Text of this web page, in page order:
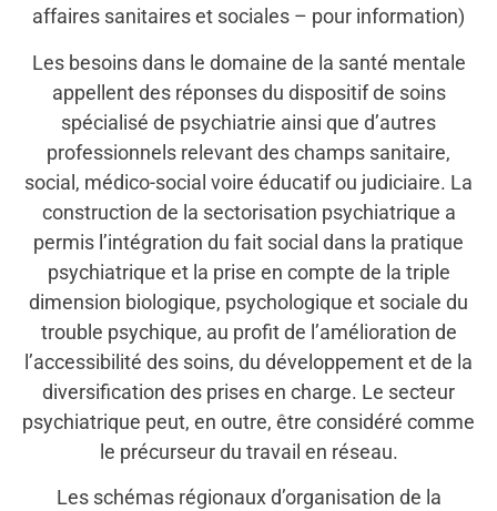
affaires sanitaires et sociales – pour information)
Les besoins dans le domaine de la santé mentale
appellent des réponses du dispositif de soins
spécialisé de psychiatrie ainsi que d’autres
professionnels relevant des champs sanitaire,
social, médico-social voire éducatif ou judiciaire. La
construction de la sectorisation psychiatrique a
permis l’intégration du fait social dans la pratique
psychiatrique et la prise en compte de la triple
dimension biologique, psychologique et sociale du
trouble psychique, au profit de l’amélioration de
l’accessibilité des soins, du développement et de la
diversification des prises en charge. Le secteur
psychiatrique peut, en outre, être considéré comme
le précurseur du travail en réseau.
Les schémas régionaux d’organisation de la